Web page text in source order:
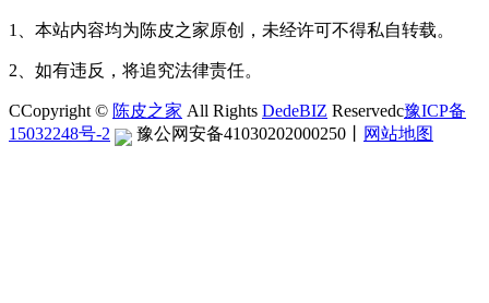
1、本站内容均为陈皮之家原创，未经许可不得私自转载。
2、如有违反，将追究法律责任。
CCopyright © 陈皮之家 All Rights DedeBIZ Reservedc豫ICP备
15032248号-2
豫公网安备41030202000250 网站地图